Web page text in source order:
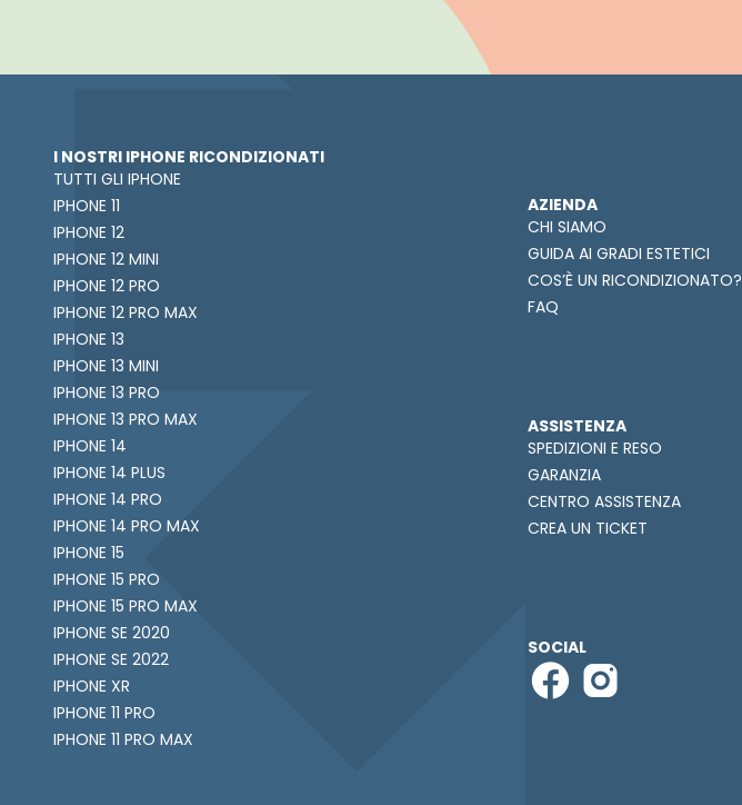
I NOSTRI IPHONE RICONDIZIONATI
TUTTI GLI IPHONE
IPHONE 11
IPHONE 12
IPHONE 12 MINI
IPHONE 12 PRO
IPHONE 12 PRO MAX
IPHONE 13
IPHONE 13 MINI
IPHONE 13 PRO
IPHONE 13 PRO MAX
IPHONE 14
IPHONE 14 PLUS
IPHONE 14 PRO
IPHONE 14 PRO MAX
IPHONE 15
IPHONE 15 PRO
IPHONE 15 PRO MAX
IPHONE SE 2020
IPHONE SE 2022
IPHONE XR
IPHONE 11 PRO
IPHONE 11 PRO MAX
AZIENDA
CHI SIAMO
GUIDA AI GRADI ESTETICI
COS’È UN RICONDIZIONATO?
FAQ
ASSISTENZA
SPEDIZIONI E RESO
GARANZIA
CENTRO ASSISTENZA
CREA UN TICKET
SOCIAL